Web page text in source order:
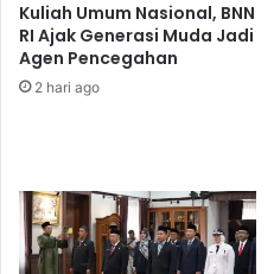
Kuliah Umum Nasional, BNN
RI Ajak Generasi Muda Jadi
Agen Pencegahan
2 hari ago